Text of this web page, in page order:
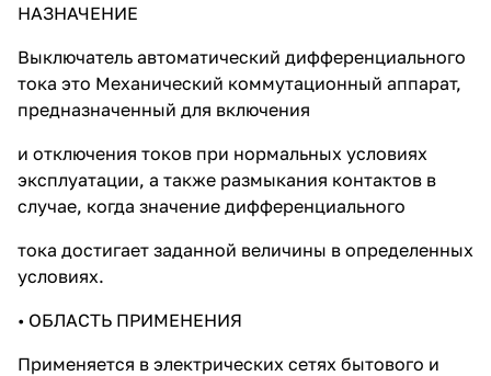
НАЗНАЧЕНИЕ
Выключатель автоматический дифференциального
тока это Механический коммутационный аппарат,
предназначенный для включения
и отключения токов при нормальных условиях
эксплуатации, а также размыкания контактов в
случае, когда значение дифференциального
тока достигает заданной величины в определенных
условиях.
• ОБЛАСТЬ ПРИМЕНЕНИЯ
Применяется в электрических сетях бытового и